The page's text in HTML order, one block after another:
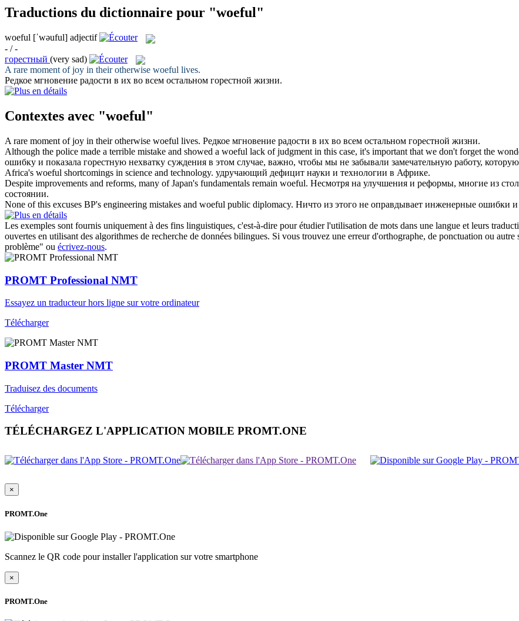
Traductions du dictionnaire pour "woeful"
woeful [ˈwəuful] adjectif
- / -
горестный (very sad)
A rare moment of joy in their otherwise woeful lives.
Редкое мгновение радости в их во всем остальном горестной жизни.
Contextes avec "woeful"
A rare moment of joy in their otherwise woeful lives. Редкое мгновение радости в их во всем остальном горестной жизни.
Although the police made a terrible mistake and showed a woeful lack of judgment in this case, it's important that we don't forget the
ошибку и показала горестную нехватку суждения в этом случае, важно, чтобы мы не забывали замечательную работу,
Africa's woeful shortcomings in science and technology. удручающий дефицит науки и технологии в Африке.
Despite improvements and reforms, many of Japan's fundamentals remain woeful. Несмотря на улучшения и реформы, многие из
состоянии.
None of this excuses BP's engineering mistakes and woeful public diplomacy. Ничто из этого не оправдывает инженерные ошибки
Les exemples sont fournis uniquement à des fins linguistiques, c'est-à-dire pour étudier l'utilisation de mots dans une langue et leurs
ouvertes en utilisant des algorithmes de recherche de données bilingues. Si vous trouvez une erreur d'orthographe, de ponctuation ou
problème" ou écrivez-nous.
PROMT Professional NMT
Essayez un traducteur hors ligne sur votre ordinateur
Télécharger
PROMT Master NMT
Traduisez des documents
Télécharger
TÉLÉCHARGEZ L'APPLICATION MOBILE PROMT.ONE
×
PROMT.One
Scannez le QR code pour installer l'application sur votre smartphone
×
PROMT.One